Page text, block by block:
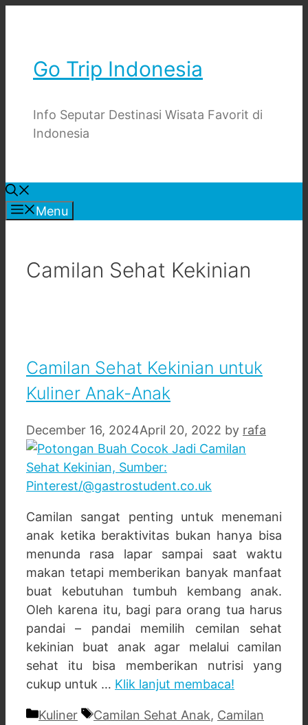
Go Trip Indonesia
Info Seputar Destinasi Wisata Favorit di
Indonesia
Menu
Camilan Sehat Kekinian
Camilan Sehat Kekinian untuk
Kuliner Anak-Anak
December 16, 2024April 20, 2022 by rafa
Camilan sangat penting untuk menemani
anak ketika beraktivitas bukan hanya bisa
menunda rasa lapar sampai saat waktu
makan tetapi memberikan banyak manfaat
buat kebutuhan tumbuh kembang anak.
Oleh karena itu, bagi para orang tua harus
pandai – pandai memilih cemilan sehat
kekinian buat anak agar melalui camilan
sehat itu bisa memberikan nutrisi yang
cukup untuk … Klik lanjut membaca!
Categories
Kuliner Tags
Camilan Sehat Anak, Camilan